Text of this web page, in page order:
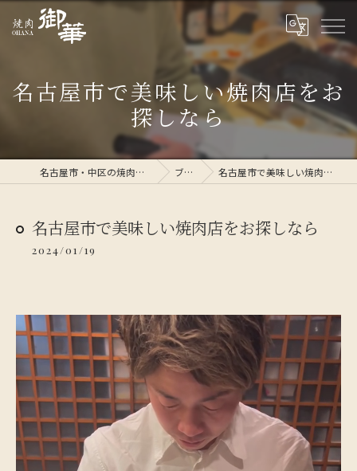
名古屋市で美味しい焼肉店をお
探しなら
名古屋市・中区の焼肉なら焼肉 御華 ブログ 名古屋市で美味しい焼肉店をお探しなら
名古屋市で美味しい焼肉店をお探しなら
2024/01/19